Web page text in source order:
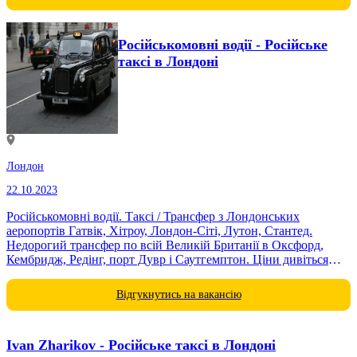
Російськомовні водії - Російське
таксі в Лондоні
Лондон
22.10.2023
Російськомовні водії. Таксі / Трансфер з Лондонських
аеропортів Гатвік, Хітроу, Лондон-Сіті, Лутон, Стантед.
Недорогий трансфер по всій Великій Британії в Оксфорд,
Кембридж, Редінг, порт Дувр і Саутгемптон. Ціни дивіться
Відгукнутись на вакансію
Ivan Zharikov - Російське таксі в Лондоні